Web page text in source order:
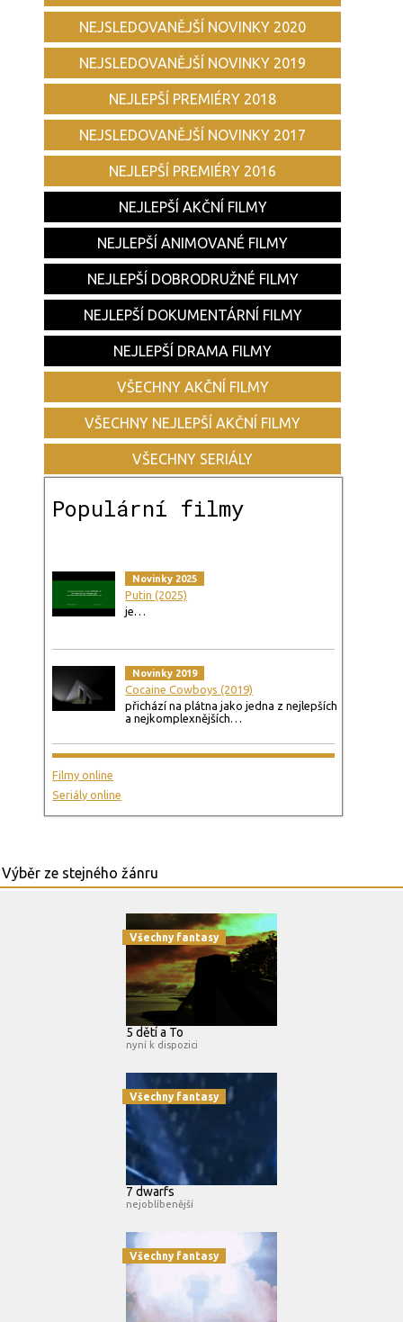
NEJSLEDOVANĚJŠÍ NOVINKY 2020
NEJSLEDOVANĚJŠÍ NOVINKY 2019
NEJLEPŠÍ PREMIÉRY 2018
NEJSLEDOVANĚJŠÍ NOVINKY 2017
NEJLEPŠÍ PREMIÉRY 2016
NEJLEPŠÍ AKČNÍ FILMY
NEJLEPŠÍ ANIMOVANÉ FILMY
NEJLEPŠÍ DOBRODRUŽNÉ FILMY
NEJLEPŠÍ DOKUMENTÁRNÍ FILMY
NEJLEPŠÍ DRAMA FILMY
VŠECHNY AKČNÍ FILMY
VŠECHNY NEJLEPŠÍ AKČNÍ FILMY
VŠECHNY SERIÁLY
Populární filmy
Novinky 2025
Putin (2025)
je…
Novinky 2019
Cocaine Cowboys (2019)
přichází na plátna jako jedna z nejlepších
a nejkomplexnějších…
Filmy online
Seriály online
Všechny fantasy
5 dětí a To
nyní k dispozici
Všechny fantasy
7 dwarfs
nejoblíbenější
Všechny fantasy